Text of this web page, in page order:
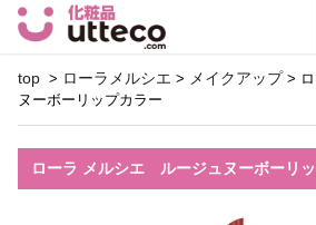
top > ローラメルシエ > メイクアップ >
ヌーボーリップカラー
ローラ メルシエ ルージュヌーボーリ